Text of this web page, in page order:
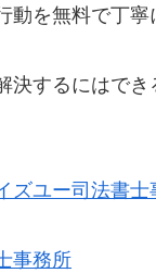
を無料で丁寧
決するにはで
ズユー司法書士
事務所